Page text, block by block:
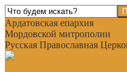
Ардатовская епархия
Мордовской митрополии
Русская Православная